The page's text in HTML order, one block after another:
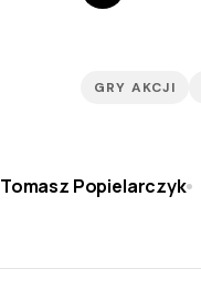
GRY AKCJI
Tomasz Popielarczyk